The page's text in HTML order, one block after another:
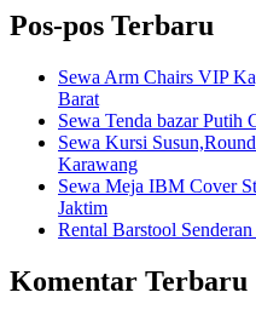
Pos-pos Terbaru
Sewa Arm Chairs VIP
Barat
Sewa Tenda bazar Putih
Sewa Kursi
Karawang
Sewa Meja IBM Cover
Jaktim
Rental Barstool
Komentar Terbaru